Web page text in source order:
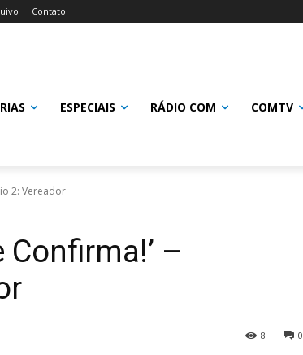
Contato
ESPECIAIS RÁDIO COM COMTV
2: Vereador
Confirma!’ –
0
8